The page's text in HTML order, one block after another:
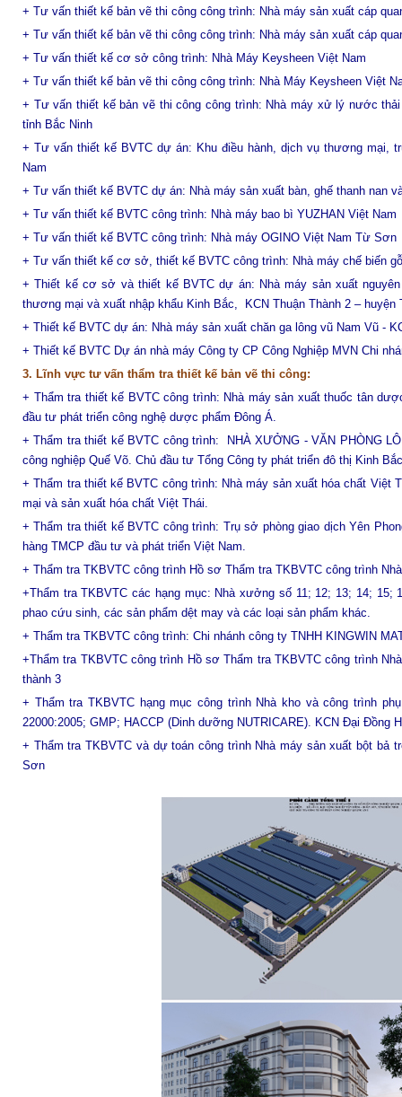
+ Tư vấn thiết kế bản vẽ thi công công trình: Nhà máy sản xuất cáp
+ Tư vấn thiết kế bản vẽ thi công công trình: Nhà máy sản xuất cáp
+ Tư vấn thiết kế cơ sở công trình: Nhà Máy Keysheen Việt Nam
+ Tư vấn thiết kế bản vẽ thi công công trình: Nhà Máy Keysheen Việt
+ Tư vấn thiết kế bản vẽ thi công công trình: Nhà máy xử lý nước
tỉnh Bắc Ninh
+ Tư vấn thiết kế BVTC dự án: Khu điều hành, dịch vụ thương mại,
Nam
+ Tư vấn thiết kế BVTC dự án: Nhà máy sản xuất bàn, ghế thanh nan
+ Tư vấn thiết kế BVTC công trình: Nhà máy bao bì YUZHAN Việt Nam
+ Tư vấn thiết kế BVTC công trình: Nhà máy OGINO Việt Nam Từ Sơn
+ Tư vấn thiết kế cơ sở, thiết kế BVTC công trình: Nhà máy chế biến
+ Thiết kế cơ sở và thiết kế BVTC dự án: Nhà máy sản xuất
thương mại và xuất nhập khẩu Kinh Bắc, KCN Thuận Thành 2 – huyện
+ Thiết kế BVTC dự án: Nhà máy sản xuất chăn ga lông vũ Nam Vũ -
+ Thiết kế BVTC Dự án nhà máy Công ty CP Công Nghiệp MVN Chi
3. Lĩnh vực tư vấn thẩm tra thiết kế bản vẽ thi công:
+ Thẩm tra thiết kế BVTC công trình: Nhà máy sản xuất thuốc tân
đầu tư phát triển công nghệ dược phẩm Đông Á.
+ Thẩm tra thiết kế BVTC công trình: NHÀ XƯỞNG - VĂN PHÒNG
công nghiệp Quế Võ. Chủ đầu tư Tổng Công ty phát triển đô thị Kinh
+ Thẩm tra thiết kế BVTC công trình: Nhà máy sản xuất hóa chất
mại và sản xuất hóa chất Việt Thái.
+ Thẩm tra thiết kế BVTC công trình: Trụ sở phòng giao dịch Yên
hàng TMCP đầu tư và phát triển Việt Nam.
+ Thẩm tra TKBVTC công trình Hồ sơ Thẩm tra TKBVTC công trình
+Thẩm tra TKBVTC các hạng mục: Nhà xưởng số 11; 12; 13; 14;
phao cứu sinh, các sản phẩm dệt may và các loại sản phẩm khác.
+ Thẩm tra TKBVTC công trình: Chi nhánh công ty TNHH KINGWIN
+Thẩm tra TKBVTC công trình Hồ sơ Thẩm tra TKBVTC công trình
thành 3
+ Thẩm tra TKBVTC hạng mục công trình Nhà kho và công trình
22000:2005; GMP; HACCP (Dinh dưỡng NUTRICARE). KCN Đại Đồng
+ Thẩm tra TKBVTC và dự toán công trình Nhà máy sản xuất bột bả
Sơn